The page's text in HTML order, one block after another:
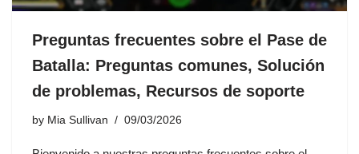
Preguntas frecuentes sobre el Pase de
Batalla: Preguntas comunes, Solución
de problemas, Recursos de soporte
by Mia Sullivan 09/03/2026